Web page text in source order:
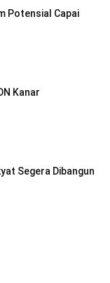
Potensial Capai
Kanar
Segera Dibangun